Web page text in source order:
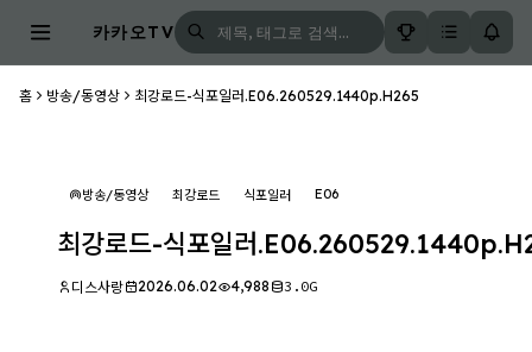
카카오TV
홈 방송/동영상 최강로드-식포일러.E06.260529.1440p.H265
방송/동영상 최강로드 식포일러 E06
최강로드-식포일러
디스사랑 2026.06.02 4,988 3.0G